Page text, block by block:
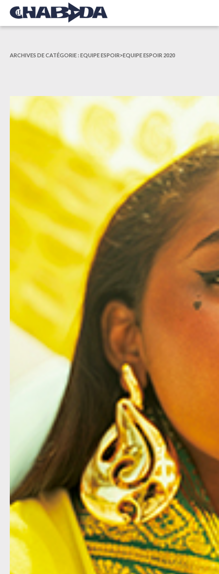
ARCHIVES DE CATÉGORIE : EQUIPE ESPOIR>EQUIPE ESPOIR 2020